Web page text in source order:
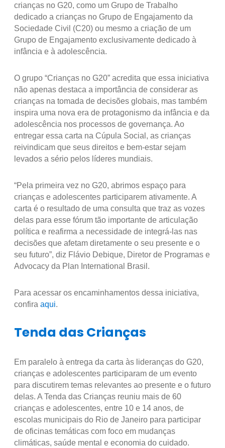
crianças no G20, como um Grupo de Trabalho
dedicado a crianças no Grupo de Engajamento da
Sociedade Civil (C20) ou mesmo a criação de um
Grupo de Engajamento exclusivamente dedicado à
infância e à adolescência.
O grupo “Crianças no G20” acredita que essa iniciativa
não apenas destaca a importância de considerar as
crianças na tomada de decisões globais, mas também
inspira uma nova era de protagonismo da infância e da
adolescência nos processos de governança. Ao
entregar essa carta na Cúpula Social, as crianças
reivindicam que seus direitos e bem-estar sejam
levados a sério pelos líderes mundiais.
“Pela primeira vez no G20, abrimos espaço para
crianças e adolescentes participarem ativamente. A
carta é o resultado de uma consulta que traz as vozes
delas para esse fórum tão importante de articulação
política e reafirma a necessidade de integrá-las nas
decisões que afetam diretamente o seu presente e o
seu futuro”, diz Flávio Debique, Diretor de Programas e
Advocacy da Plan International Brasil.
Para acessar os encaminhamentos dessa iniciativa,
confira aqui.
Tenda das Crianças
Em paralelo à entrega da carta às lideranças do G20,
crianças e adolescentes participaram de um evento
para discutirem temas relevantes ao presente e o futuro
delas. A Tenda das Crianças reuniu mais de 60
crianças e adolescentes, entre 10 e 14 anos, de
escolas municipais do Rio de Janeiro para participar
de oficinas temáticas com foco em mudanças
climáticas, saúde mental e economia do cuidado.